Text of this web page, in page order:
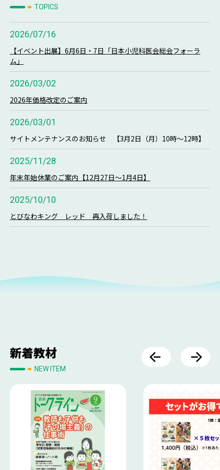
TOPICS
2026/07/16
【イベント出展】6月6日・7日「日本小児科医会総会フォーラ
ム」
2026/03/02
2026年価格改定のご案内
2026/03/01
サイトメンテナンスのお知らせ 【3月2日（月）10時～12時】
2025/11/28
年末年始休業のご案内【12月27日～1月4日】
2025/10/10
とびなわキング レッド 再入荷しました！
新着教材
NEW ITEM